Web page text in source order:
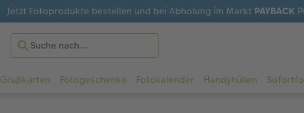
Jetzt Fotoprodukte bestellen und bei Abholung im Markt PAYBACK
Grußkarten Fotogeschenke Fotokalender Handyhüllen